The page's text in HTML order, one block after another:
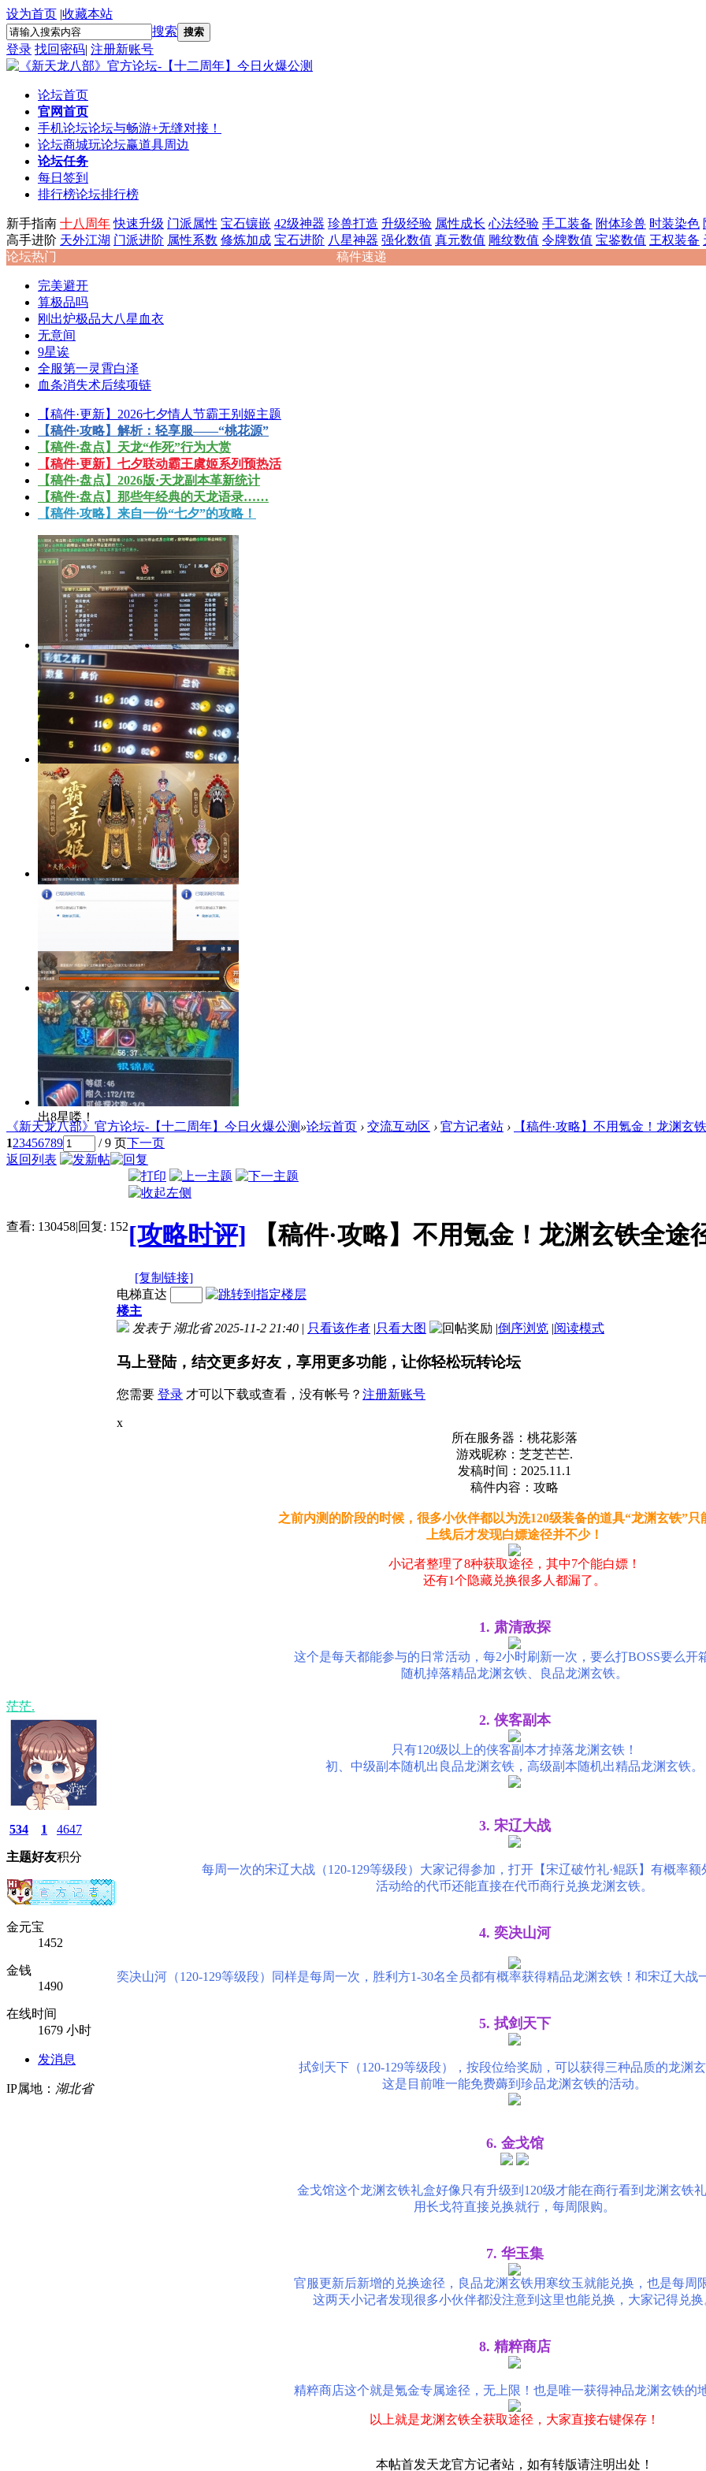
设为首页 |收藏本站
搜索 搜索
登录 找回密码| 注册新账号
论坛首页
官网首页
手机论坛论坛与畅游+无缝对接！
论坛商城玩论坛赢道具周边
论坛任务
每日签到
排行榜论坛排行榜
新手指南 十八周年 快速升级 门派属性 宝石镶嵌 42级神器 珍兽打造 升级经验 属性成长 心法经验 手工装备 附体珍兽 时装染色
高手进阶 天外江湖 门派进阶 属性系数 修炼加成 宝石进阶 八星神器 强化数值 真元数值 雕纹数值 令牌数值 宝鉴数值 王权装备
论坛热门
稿件速递
完美避开
算极品吗
刚出炉极品大八星血衣
无意间
9星诶
全服第一灵霄白泽
血条消失术后续项链
【稿件·更新】2026七夕情人节霸王别姬主题
【稿件·攻略】解析：轻享服——“桃花源”
【稿件·盘点】天龙“作死”行为大赏
【稿件·更新】七夕联动霸王虞姬系列预热活
【稿件·盘点】2026版·天龙副本革新统计
【稿件·盘点】那些年经典的天龙语录……
【稿件·攻略】来自一份“七夕”的攻略！
打架就要无限飞！
九州商会再不盘出砸手里了
【稿件·更新】2026七夕情人节霸王
别姬主题
出现这种情况怎么办呀！
出8星喽！
《新天龙八部》官方论坛-【十二周年】今日火爆公测 »论坛首页 › 交流互动区 › 官方记者站 ›
【稿件·攻略】不用氪金！龙渊玄
123456789 / 9 页下一页
返回列表
查看: 130458|回复: 152[攻略时评] 【稿件·攻略】不用氪金！龙渊玄铁全
[复制链接]
茫茫.
534
主题
1
好友
4647
积分
金元宝
1452
金钱
1490
在线时间
1679 小时
发消息
IP属地： 湖北省
电梯直达
楼主
发表于 湖北省 2025-11-2 21:40 | 只看该作者 |只看大图 |倒序浏览 |阅读模式
马上登陆，结交更多好友，享用更多功能，让你轻松玩转论坛
您需要 登录 才可以下载或查看，没有帐号？ 注册新账号
x
所在服务器：桃花影落
游戏昵称：芝芝芒芒.
发稿时间：2025.11.1
稿件内容：攻略
之前内测的阶段的时候，很多小伙伴都以为洗120级装备的道具“龙渊玄铁”只
上线后才发现白嫖途径并不少！
小记者整理了8种获取途径，其中7个能白嫖！
还有1个隐藏兑换很多人都漏了。
1. 肃清敌探
这个是每天都能参与的日常活动，每2小时刷新一次，要么打BOSS要么开
随机掉落精品龙渊玄铁、良品龙渊玄铁。
2. 侠客副本
只有120级以上的侠客副本才掉落龙渊玄铁！
初、中级副本随机出良品龙渊玄铁，高级副本随机出精品龙渊玄铁。
3. 宋辽大战
每周一次的宋辽大战（120-129等级段）大家记得参加，打开【宋辽破竹礼·鲲跃】有概率额
活动给的代币还能直接在代币商行兑换龙渊玄铁。
4. 奕决山河
奕决山河（120-129等级段）同样是每周一次，胜利方1-30名全员都有概率获得精品龙渊玄铁！和宋辽大战
5. 拭剑天下
拭剑天下（120-129等级段），按段位给奖励，可以获得三种品质的龙渊玄
这是目前唯一能免费薅到珍品龙渊玄铁的活动。
6. 金戈馆
金戈馆这个龙渊玄铁礼盒好像只有升级到120级才能在商行看到龙渊玄铁礼
用长戈符直接兑换就行，每周限购。
7. 华玉集
官服更新后新增的兑换途径，良品龙渊玄铁用寒纹玉就能兑换，也是每周
这两天小记者发现很多小伙伴都没注意到这里也能兑换，大家记得兑换
8. 精粹商店
精粹商店这个就是氪金专属途径，无上限！也是唯一获得神品龙渊玄铁的
以上就是龙渊玄铁全获取途径，大家直接右键保存！
本帖首发天龙官方记者站，如有转版请注明出处！